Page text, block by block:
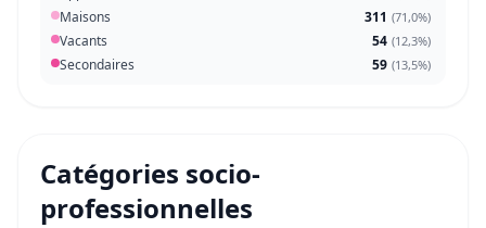
Maisons 311 (71,0%)
Vacants 54 (12,3%)
Secondaires 59 (13,5%)
Catégories socio-
professionnelles